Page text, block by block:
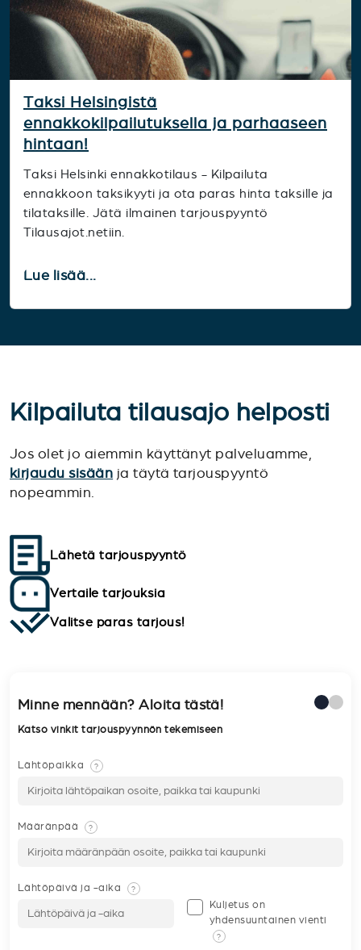
Taksi Helsingistä
ennakkokilpailutuksella ja parhaaseen
hintaan!
Taksi Helsinki ennakkotilaus - Kilpailuta
ennakkoon taksikyyti ja ota paras hinta taksille ja
tilataksille. Jätä ilmainen tarjouspyyntö
Tilausajot.netiin.
Lue lisää...
Kilpailuta tilausajo helposti
Jos olet jo aiemmin käyttänyt palveluamme,
kirjaudu sisään ja täytä tarjouspyyntö
nopeammin.
Lähetä tarjouspyyntö
Vertaile tarjouksia
Valitse paras tarjous!
Minne mennään? Aloita tästä!
Katso vinkit tarjouspyynnön tekemiseen
Lähtöpaikka ?
Määränpää ?
Lähtöpäivä ja -aika ?
Kuljetus on
yhdensuuntainen vienti
?